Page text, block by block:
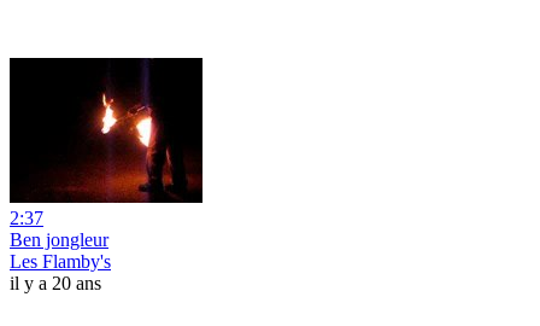
2:37
Ben jongleur
Les Flamby's
il y a 20 ans